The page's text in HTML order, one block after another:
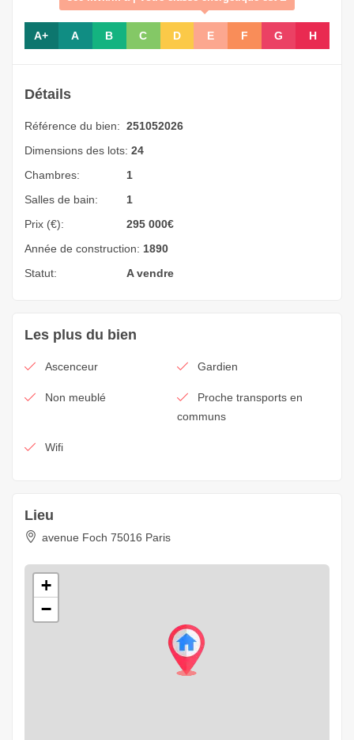
A+ A B C D E F G H
Détails
Référence du bien: 251052026
Dimensions des lots: 24
Chambres:
1
Salles de bain:
1
Prix (€):
295 000€
Année de construction: 1890
Statut:
A vendre
Les plus du bien
Ascenceur Gardien
Non meublé
Proche transports en
communs
Wifi
Lieu
avenue Foch 75016 Paris
+
−